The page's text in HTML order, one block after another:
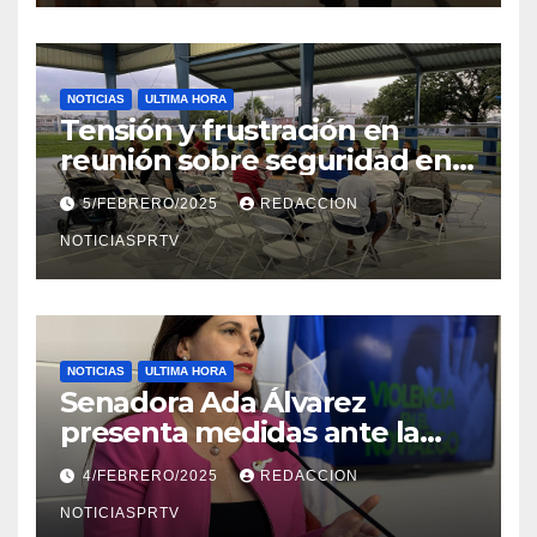
NOTICIAS ULTIMA HORA
Tensión y frustración en
reunión sobre seguridad en
Reparto Metropolitano
5/FEBRERO/2025 REDACCION
NOTICIASPRTV
NOTICIAS ULTIMA HORA
Senadora Ada Álvarez
presenta medidas ante la
violencia en el noviazgo
4/FEBRERO/2025 REDACCION
NOTICIASPRTV